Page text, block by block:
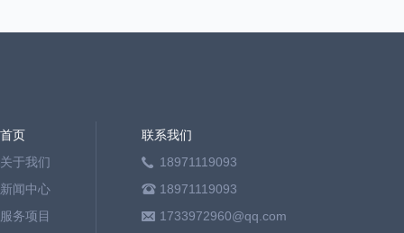
首页
关于我们
新闻中心
服务项目
联系我们
18971119093
18971119093
1733972960@qq.com